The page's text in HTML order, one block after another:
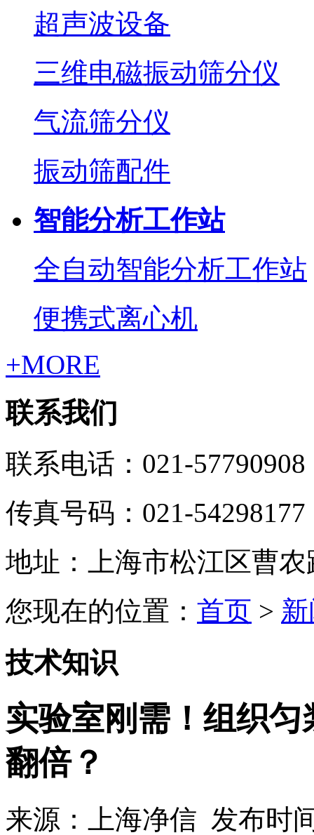
超声波设备
三维电磁振动筛分仪
气流筛分仪
振动筛配件
智能分析工作站
全自动智能分析工作站
便携式离心机
+MORE
联系我们
联系电话：021-57790908
传真号码：021-54298177
地址：上海市松江区曹农
您现在的位置： 首页 >
技术知识
实验室刚需！组织
翻倍？
来源：上海净信 发布时